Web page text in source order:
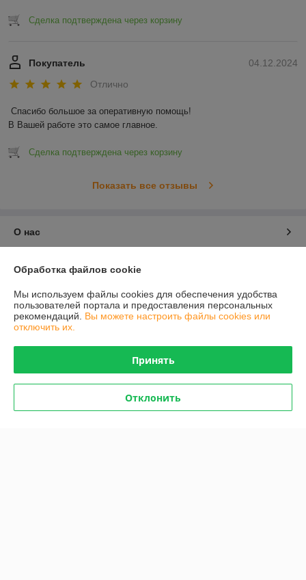
Сделка подтверждена через корзину
04.12.2024
Покупатель
Отлично
Спасибо большое за оперативную помощь!
В Вашей работе это самое главное.
Сделка подтверждена через корзину
Показать все отзывы
О нас
Контакты
Доставка и оплата
График работы
Политика обработки cookies
Обработка файлов cookie
Мы используем файлы cookies для обеспечения удобства
пользователей портала и предоставления персональных
рекомендаций. Вы можете настроить файлы cookies или
отключить их.
Принять
Отклонить